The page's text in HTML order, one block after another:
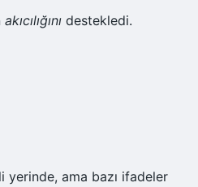
akıcılığını destekledi.
yerinde, ama bazı ifadeler